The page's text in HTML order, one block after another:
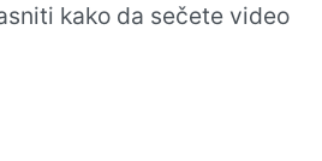
kako da sečete video